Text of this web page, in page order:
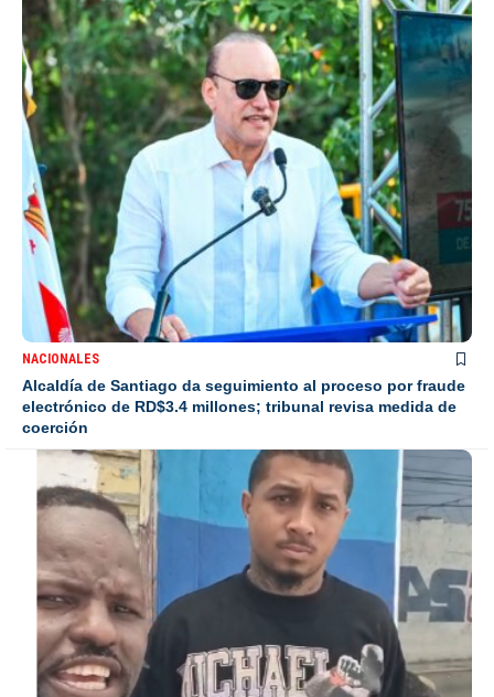
NACIONALES
Alcaldía de Santiago da seguimiento al proceso por fraude
electrónico de RD$3.4 millones; tribunal revisa medida de
coerción